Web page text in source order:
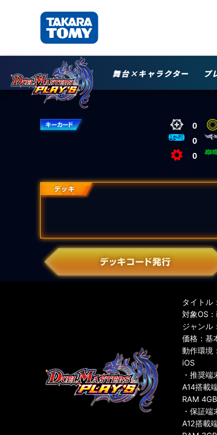
舞台×キャラクター プ
0
0
0
タイトル
対象OS
ジャンル
価格：基
動作環境
iOS
・推奨端
A14搭載
RAM
・保証端
A12搭載